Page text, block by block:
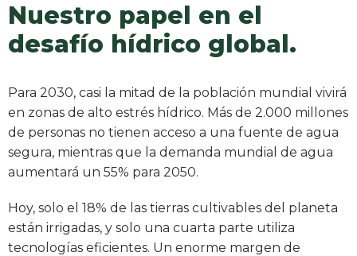
Nuestro papel en el
desafío hídrico global.
Para 2030, casi la mitad de la población mundial vivirá
en zonas de alto estrés hídrico. Más de 2.000 millones
de personas no tienen acceso a una fuente de agua
segura, mientras que la demanda mundial de agua
aumentará un 55% para 2050.
Hoy, solo el 18% de las tierras cultivables del planeta
están irrigadas, y solo una cuarta parte utiliza
tecnologías eficientes. Un enorme margen de